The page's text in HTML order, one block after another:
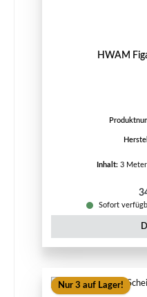
HWAM
Inhalt: 3 Meter
Sofort
Nur 3 auf Lager!